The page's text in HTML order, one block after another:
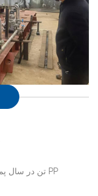
Baofeng 500000 تن در سال پمپ خوراک پروپیلن PP